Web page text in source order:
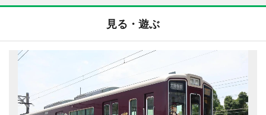
見る・遊ぶ